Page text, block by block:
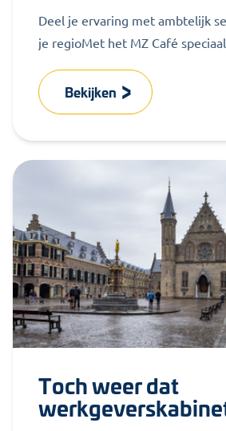
Deel je ervaring met ambtelijk
je regioMet het MZ Café
bijeenkomsten...
Bekijken
Toch weer dat